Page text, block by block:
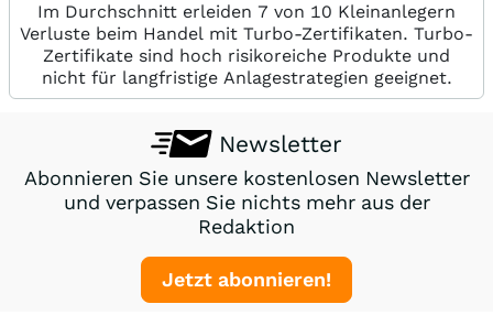
Im Durchschnitt erleiden 7 von 10 Kleinanlegern
Verluste beim Handel mit Turbo-Zertifikaten. Turbo-
Zertifikate sind hoch risikoreiche Produkte und
nicht für langfristige Anlagestrategien geeignet.
Newsletter
Abonnieren Sie unsere kostenlosen Newsletter
und verpassen Sie nichts mehr aus der
Redaktion
Jetzt abonnieren!